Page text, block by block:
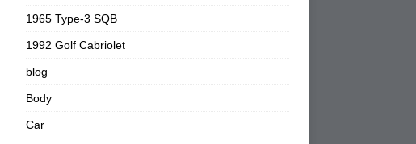
1965 Type-3 SQB
1992 Golf Cabriolet
blog
Body
Car